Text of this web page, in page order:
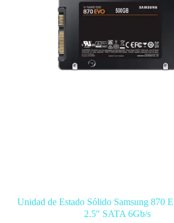
Unidad de Estado Sólido Samsung 870
2.5″ SATA 6Gb/s